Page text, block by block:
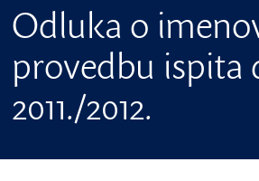
Odluka o
provedbu ispita
2011./2012.